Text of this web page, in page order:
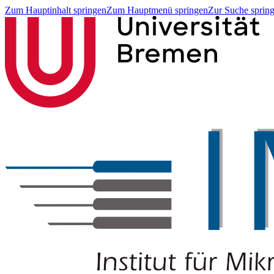
Zum Hauptinhalt springenZum Hauptmenü springenZur Suche